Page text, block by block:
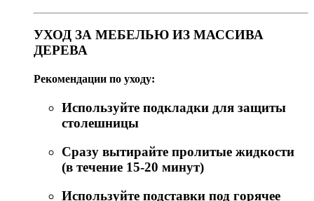
УХОД ЗА МЕБЕЛЬЮ ИЗ МАССИВА
ДЕРЕВА
Рекомендации по уходу:
Используйте подкладки для защиты
столешницы
Сразу вытирайте пролитые жидкости
(в течение 15-20 минут)
Используйте подставки под горячее